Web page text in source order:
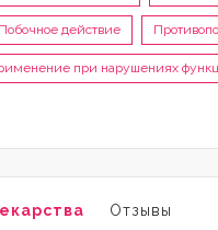
Побочное действие
при нарушениях
Отзывы